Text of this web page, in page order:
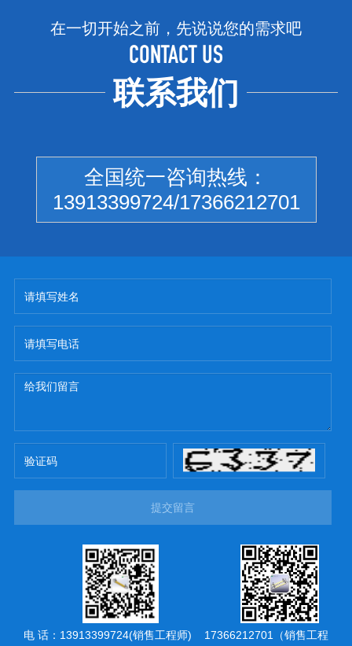
在一切开始之前，先说说您的需求吧
CONTACT US
联系我们
全国统一咨询热线：
13913399724/17366212701
提交留言
电 话：13913399724(销售工程师) 17366212701（销售工程